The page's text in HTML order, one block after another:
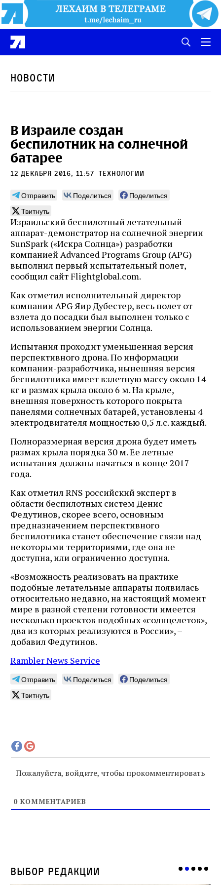
Новости
В Израиле создан
беспилотник на солнечной
батарее
12 декабря 2016, 11:57 Технологии
Отправить Поделиться
Поделиться
Твитнуть
Израильский беспилотный летательный
аппарат-демонстратор на солнечной энергии
SunSpark («Искра Солнца») разработки
компанией Advanced Programs Group (APG)
выполнил первый испытательный полет,
сообщил сайт Flightglobal.com.
Как отметил исполнительный директор
компании APG Яир Дубестер, весь полет от
взлета до посадки был выполнен только с
использованием энергии Солнца.
Испытания проходит уменьшенная версия
перспективного дрона. По информации
компании-разработчика, нынешняя версия
беспилотника имеет взлетную массу около 14
кг и размах крыла около 6 м. На крыле,
внешняя поверхность которого покрыта
панелями солнечных батарей, установлены 4
электродвигателя мощностью 0,5 л.с. каждый.
Полноразмерная версия дрона будет иметь
размах крыла порядка 30 м. Ее летные
испытания должны начаться в конце 2017
года.
Как отметил RNS российский эксперт в
области беспилотных систем Денис
Федутинов, скорее всего, основным
предназначением перспективного
беспилотника станет обеспечение связи над
некоторыми территориями, где она не
доступна, или ограниченно доступна.
«Возможность реализовать на практике
подобные летательные аппараты появилась
относительно недавно, на настоящий момент
мире в разной степени готовности имеется
несколько проектов подобных «солнцелетов»,
два из которых реализуются в России», –
добавил Федутинов.
Rambler News Service
Отправить Поделиться
Поделиться
Твитнуть
Пожалуйста, войдите, чтобы прокомментировать
0 КОММЕНТАРИЕВ
Выбор редакции